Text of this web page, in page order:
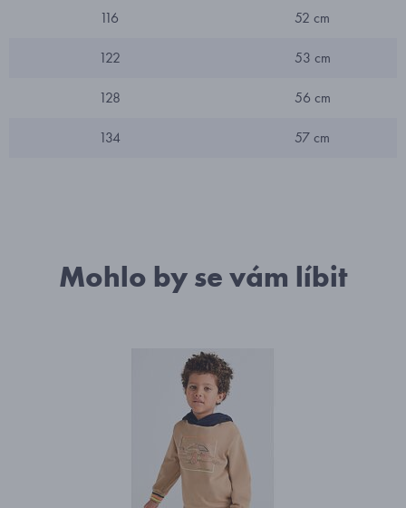
116 52 cm
122 53 cm
128 56 cm
134 57 cm
Mohlo by se vám líbit